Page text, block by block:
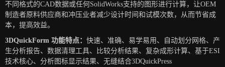
不同格式的CAD数据或任何SolidWorks支持的图形进行计算，让OEM
制造者原料供应商和冲压业者减少设计时间和试模次数，从而节省成
本，提高效益。
3DQuickForm 功能特点： 快速、准确、易学易用、自动划分网格、产
生分析报告、数据清理工具、比较分析结果、复杂成形计算、基于ESI
技术核心、分析图标显示结果、无缝结合3DQuickPress